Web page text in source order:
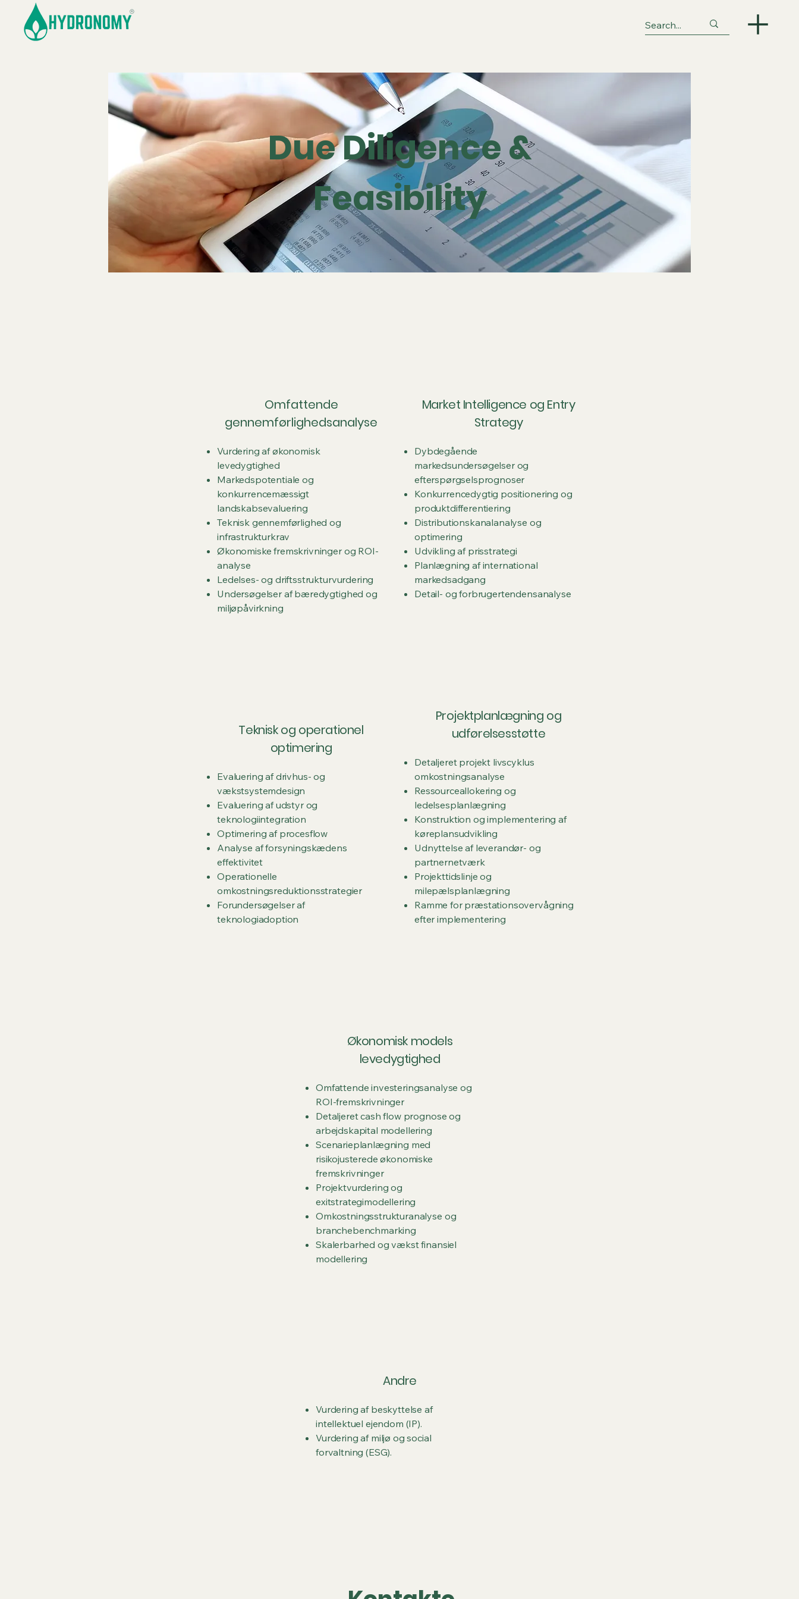
Due Diligence &
Feasibility
Omfattende
gennemførlighedsanalyse
Vurdering af økonomisk
levedygtighed
Markedspotentiale og
konkurrencemæssigt
landskabsevaluering
Teknisk gennemførlighed og
infrastrukturkrav
Økonomiske fremskrivninger og ROI-
analyse
Ledelses- og driftsstrukturvurdering
Undersøgelser af bæredygtighed og
miljøpåvirkning
Teknisk og operationel
optimering
Evaluering af drivhus- og
vækstsystemdesign
Evaluering af udstyr og
teknologiintegration
Optimering af procesflow
Analyse af forsyningskædens
effektivitet
Operationelle
omkostningsreduktionsstrategier
Forundersøgelser af
teknologiadoption
Market Intelligence og Entry
Strategy
Dybdegående
markedsundersøgelser og
efterspørgselsprognoser
Konkurrencedygtig positionering og
produktdifferentiering
Distributionskanalanalyse og
optimering
Udvikling af prisstrategi
Planlægning af international
markedsadgang
Detail- og forbrugertendensanalyse
Projektplanlægning og
udførelsesstøtte
Detaljeret projekt livscyklus
omkostningsanalyse
Ressourceallokering og
ledelsesplanlægning
Konstruktion og implementering af
køreplansudvikling
Udnyttelse af leverandør- og
partnernetværk
Projekttidslinje og
milepælsplanlægning
Ramme for præstationsovervågning
efter implementering
Økonomisk models
levedygtighed
Omfattende investeringsanalyse og
ROI-fremskrivninger
Detaljeret cash flow prognose og
arbejdskapital modellering
Scenarieplanlægning med
risikojusterede økonomiske
fremskrivninger
Projektvurdering og
exitstrategimodellering
Omkostningsstrukturanalyse og
branchebenchmarking
Skalerbarhed og vækst finansiel
modellering
Andre
Vurdering af beskyttelse af
intellektuel ejendom (IP).
Vurdering af miljø og social
forvaltning (ESG).